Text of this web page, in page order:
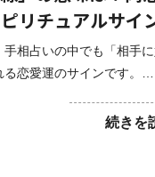
リチュアルサイ
手相占いの中でも「相手
る恋愛運のサインです。…
続きを